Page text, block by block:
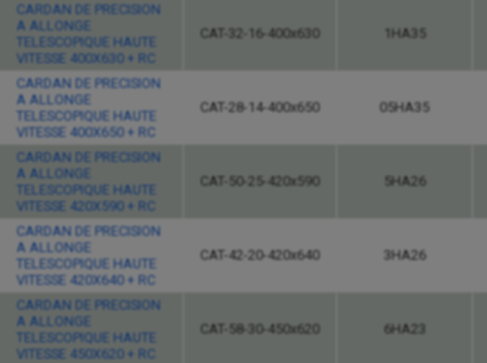
CARDAN DE PRECISION
A ALLONGE
TELESCOPIQUE HAUTE
VITESSE 400X630 + RC
CAT-32-16-400x630 1HA35
CARDAN DE PRECISION
A ALLONGE
TELESCOPIQUE HAUTE
VITESSE 400X650 + RC
CAT-28-14-400x650 05HA35
CARDAN DE PRECISION
A ALLONGE
TELESCOPIQUE HAUTE
VITESSE 420X590 + RC
CAT-50-25-420x590 5HA26
CARDAN DE PRECISION
A ALLONGE
TELESCOPIQUE HAUTE
VITESSE 420X640 + RC
CAT-42-20-420x640 3HA26
CARDAN DE PRECISION
A ALLONGE
TELESCOPIQUE HAUTE
VITESSE 450X620 + RC
CAT-58-30-450x620 6HA23